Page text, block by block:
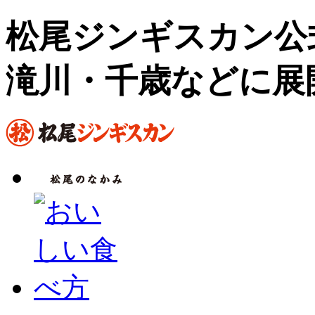
松尾ジンギスカン
滝川・千歳などに展